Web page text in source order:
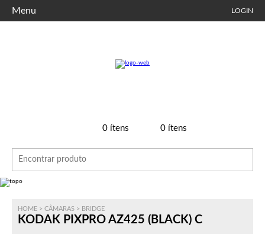
Menu LOGIN
0ítens 0ítens
HOME > CÂMARAS > BRIDGE
KODAK PIXPRO AZ425 (BLACK) C